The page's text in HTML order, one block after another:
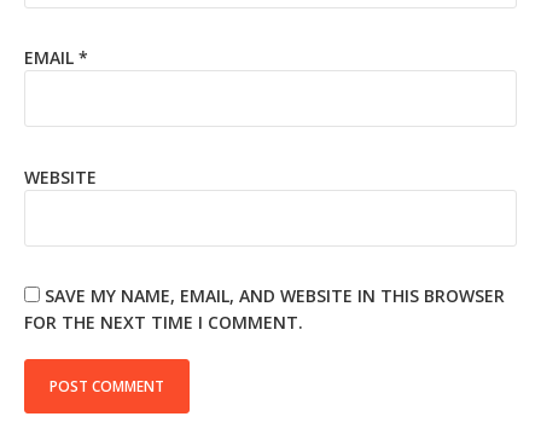
EMAIL *
WEBSITE
SAVE MY NAME, EMAIL, AND WEBSITE IN THIS BROWSER
FOR THE NEXT TIME I COMMENT.